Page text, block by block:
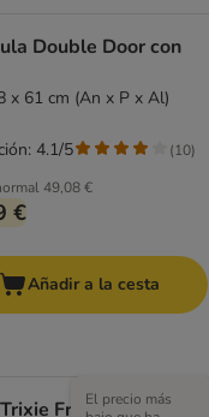
Double Door con
x 61 cm (An x P x Al)
49,08 €
€
4.1/5 (10)
Añadir a la cesta
Friends on Tour
El precio más